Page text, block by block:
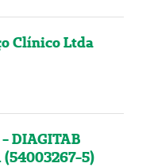
Clínico Ltda
- DIAGITAB
(54003267-5)